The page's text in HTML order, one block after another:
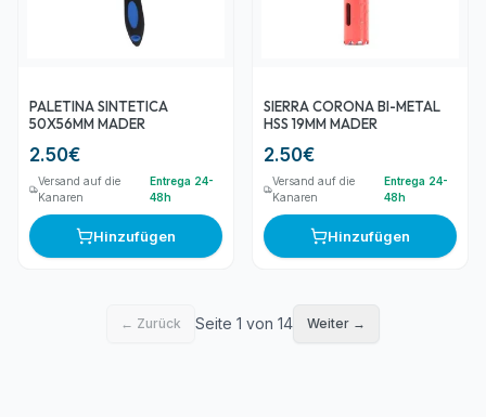
PALETINA SINTETICA
50X56MM MADER
2.50€
Versand auf die
Kanaren
Entrega 24-
48h
Hinzufügen
SIERRA CORONA BI-METAL
HSS 19MM MADER
2.50€
Versand auf die
Kanaren
Entrega 24-
48h
Hinzufügen
← Zurück Seite 1 von 14 Weiter →